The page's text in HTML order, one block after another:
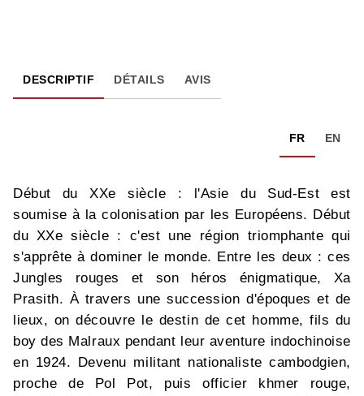
DESCRIPTIF DÉTAILS AVIS
FR EN
Début du XXe siècle : l'Asie du Sud-Est est
soumise à la colonisation par les Européens. Début
du XXe siècle : c'est une région triomphante qui
s'apprête à dominer le monde. Entre les deux : ces
Jungles rouges et son héros énigmatique, Xa
Prasith. À travers une succession d'époques et de
lieux, on découvre le destin de cet homme, fils du
boy des Malraux pendant leur aventure indochinoise
en 1924. Devenu militant nationaliste cambodgien,
proche de Pol Pot, puis officier khmer rouge,